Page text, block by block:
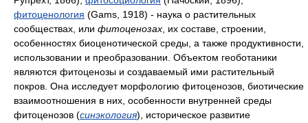
фитоценология (Gams, 1918) - наука о растительных
сообществах, или фитоценозах , их составе, строении,
особенностях биоценотической среды, а также продуктивности,
использовании и преобразовании. Объектом геоботаники
являются фитоценозы и создаваемый ими растительный
покров. Она исследует морфологию фитоценозов, биотические
взаимоотношения в них, особенности внутренней среды
фитоценозов (синэкология), историческое развитие